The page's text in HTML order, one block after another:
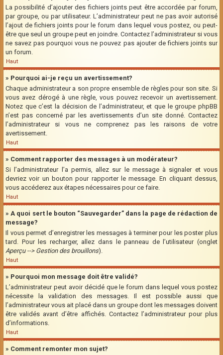
La possibilité d’ajouter des fichiers joints peut être accordée par forum,
par groupe, ou par utilisateur. L’administrateur peut ne pas avoir autorisé
l’ajout de fichiers joints pour le forum dans lequel vous postez, ou peut-
être que seul un groupe peut en joindre. Contactez l’administrateur si vous
ne savez pas pourquoi vous ne pouvez pas ajouter de fichiers joints sur
un forum.
Haut
» Pourquoi ai-je reçu un avertissement?
Chaque administrateur a son propre ensemble de règles pour son site. Si
vous avez dérogé à une règle, vous pouvez recevoir un avertissement.
Notez que c’est la décision de l’administrateur, et que le groupe phpBB
n’est pas concerné par les avertissements d’un site donné. Contactez
l’administrateur si vous ne comprenez pas les raisons de votre
avertissement.
Haut
» Comment rapporter des messages à un modérateur?
Si l’administrateur l’a permis, allez sur le message à signaler et vous
devriez voir un bouton pour rapporter le message. En cliquant dessus,
vous accéderez aux étapes nécessaires pour ce faire.
Haut
» A quoi sert le bouton “Sauvegarder” dans la page de rédaction de
message?
Il vous permet d’enregistrer les messages à terminer pour les poster plus
tard. Pour les recharger, allez dans le panneau de l’utilisateur (onglet
Aperçu --> Gestion des brouillons).
Haut
» Pourquoi mon message doit être validé?
L’administrateur peut avoir décidé que le forum dans lequel vous postez
nécessite la validation des messages. Il est possible aussi que
l’administrateur vous ait placé dans un groupe dont les messages doivent
être validés avant d’être affichés. Contactez l’administrateur pour plus
d’informations.
Haut
» Comment remonter mon sujet?